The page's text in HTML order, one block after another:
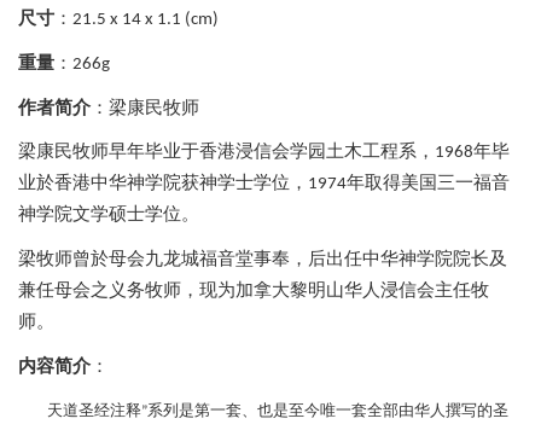
尺寸 ： 21.5 x 14 x 1.1 (cm)
重量 ： 266g
作者简介 ：梁康民牧师
梁康民牧师早年毕业于香港浸信会学园土木工程系， 1968年毕
业於香港中华神学院获神学士学位， 1974年取得美国三一福音
神学院文学硕士学位。
梁牧师曾於母会九龙城福音堂事奉，后出任中华神学院院长及
兼任母会之义务牧师，现为加拿大黎明山华人浸信会主任牧
师。
内容简介 ：
天道圣经注释”系列是第一套、也是至今唯一套全部由华人撰写的圣